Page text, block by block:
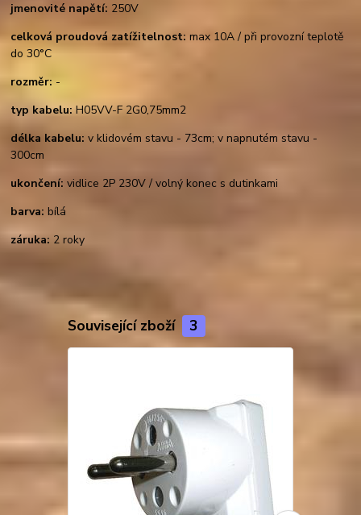
jmenovité napětí: 250V
celková proudová zatížitelnost: max 10A / při provozní teplotě
do 30°C
rozměr: -
typ kabelu:H05VV-F 2G0,75mm2
délka kabelu:v klidovém stavu - 73cm; v napnutém stavu -
300cm
ukončení:vidlice 2P 230V / volný konec s dutinkami
barva:bílá
záruka: 2 roky
Související zboží 3